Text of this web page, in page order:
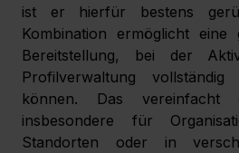
ist er hierfür bestens
Kombination ermöglicht
Bereitstellung, bei der
Profilverwaltung
können. Das
insbesondere für
Standorten oder in